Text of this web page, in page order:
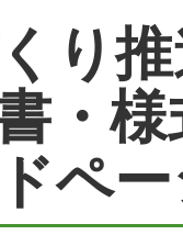
り
・
ペ